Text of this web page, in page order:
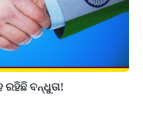
ରହିଛି ବନ୍ଧୁତା!